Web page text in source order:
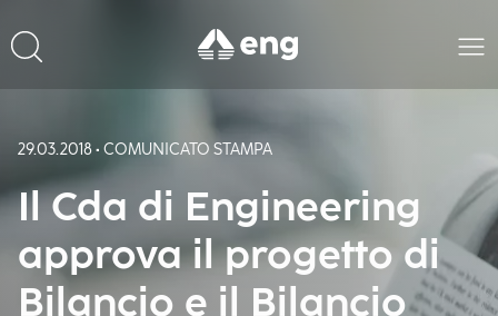
29.03.2018 • COMUNICATO STAMPA
Il Cda di Engineering
approva il progetto di
Bilancio e il Bilancio